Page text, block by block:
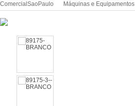
ComercialSaoPaulo Máquinas e Equipamentos